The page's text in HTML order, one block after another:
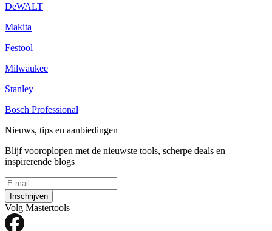
DeWALT
Makita
Festool
Milwaukee
Stanley
Bosch Professional
Nieuws, tips en aanbiedingen
Blijf vooroplopen met de nieuwste tools, scherpe deals en
inspirerende blogs
Inschrijven
Volg Mastertools